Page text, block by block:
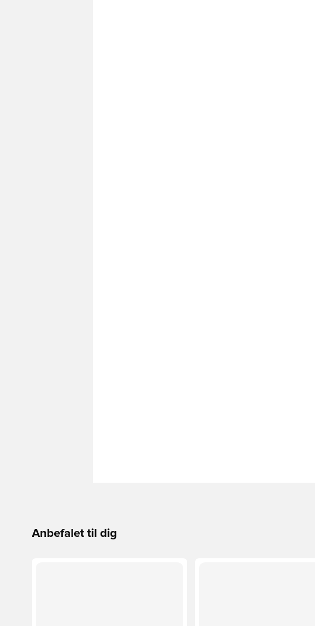
Anbefalet til dig